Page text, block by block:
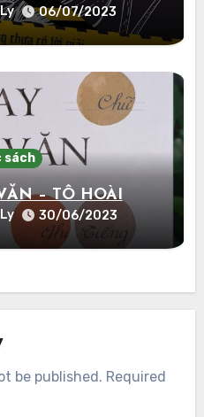
06/07/2023
sách
– TÔ HOÀI
30/06/2023
be published. Required